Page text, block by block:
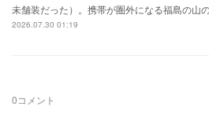
未舗装だった）。携帯が圏外になる福島の山
2026.07.30 01:19
0コメント